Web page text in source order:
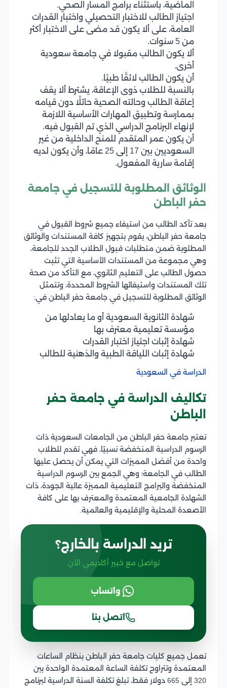
الماضية، باستثناء برامج المسار الصحي.
اجتياز الطالب للاختبار التحصيلي واختبار القدرات
العامة، على ألا يكون قد مضى على الاختبار أكثر
من 5 سنوات.
ألا يكون الطالب مقبولا في جامعة سعودية
أخرى.
أن يكون الطالب لائقًا طبيًا.
بالنسبة للطلاب ذوى الإعاقة، يشترط ألا يقف
إعاقة الطالب وحالته الصحية حائلًا دون قيامه
بممارسة وتطبيق المهارات الأساسية اللازمة
لإنهاء البرنامج الدراسي الذي تم القبول فيه.
أن يكون عمر المتقدم للمنح الداخلية من غير
السعوديين بين 17 إلى 25 عامًا، وأن يكون لديه
إقامة سارية المفعول.
الوثائق المطلوبة للتسجيل في جامعة
حفر الباطن
بعد تأكد الطالب من استيفاء جميع شروط القبول في
جامعة حفر الباطن، يقوم بتجهيز كافة المستندات والوثائق
المطلوبة ضمن متطلبات قبول الطلاب الجدد للجامعة،
وهي مجموعة من المستندات الأساسية التي تثبت
حصول الطالب على التعليم الثانوي، مع التأكد من صحة
تلك المستندات واستيفائها الشروط المحددة، وتتمثل
الوثائق المطلوبة للتسجيل في جامعة حفر الباطن في:
شهادة الثانوية السعودية أو ما يعادلها من
مؤسسة تعليمية معترف بها
شهادة إثبات اجتياز اختبار القدرات
شهادة إثبات اللياقة الطبية والذهنية للطالب
الدراسة في السعودية
تكاليف الدراسة في جامعة حفر
الباطن
تعتبر جامعة حفر الباطن من الجامعات السعودية ذات
الرسوم الدراسية المنخفضة نسبيًا، فهي تقدم للطلاب
واحدة من أفضل المميزات التي يمكن أن يحصل عليها
الطالب في الجامعة؛ وهي الجمع بين الرسوم الدراسية
المنخفضة والبرامج التعليمية المميزة عالية الجودة، ذات
الشهادة الجامعية المعتمدة والمعترف بها على كافة
الأصعدة المحلية والإقليمية والعالمية.
تريد الدراسة بالخارج؟
تواصل مع خبير أكاديمي الآن
واتساب
اتصل بنا
تعمل جميع كليات جامعة حفر الباطن بنظام الساعات
المعتمدة وتتراوح تكلفة الساعة المعتمدة الواحدة بين
320 إلى 665 دولار فقط، تبلغ تكلفة السنة الدراسية لبرنامج